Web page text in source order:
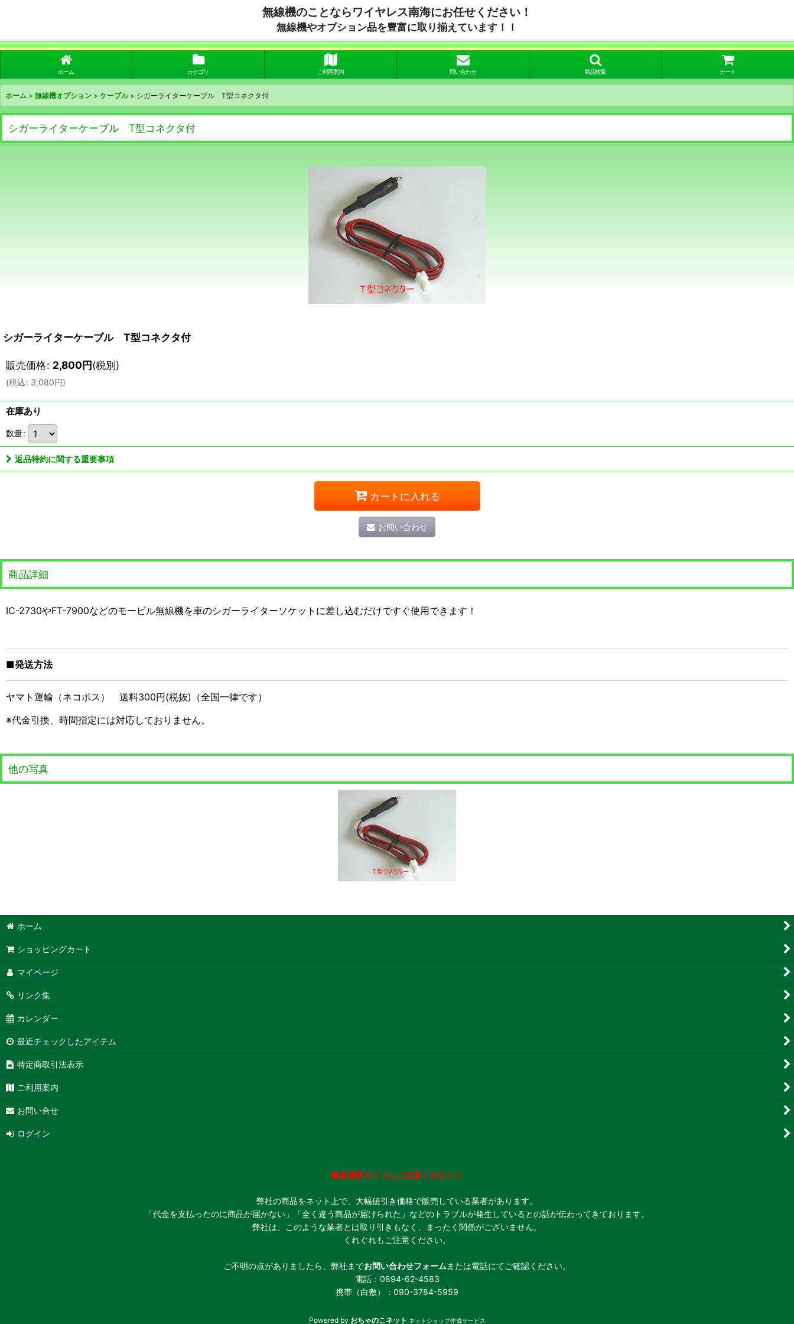
無線機のことならワイヤレス南海にお任せください！
無線機やオプション品を豊富に取り揃えています！！
ホーム カテゴリ ご利用案内 問い合わせ 商品検索 カート
ホーム > 無線機オプション > ケーブル > シガーライターケーブル T型コネクタ付
シガーライターケーブル T型コネクタ付
シガーライターケーブル T型コネクタ付
販売価格: 2,800円(税別)
(税込: 3,080円)
在庫あり
数量:
返品特約に関する重要事項
カートに入れる
お問い合わせ
商品詳細
IC-2730やFT-7900などのモービル無線機を車のシガーライターソケットに差し込むだけですぐ使用できます！
■発送方法
ヤマト運輸（ネコポス） 送料300円(税抜)（全国一律です）
※代金引換、時間指定には対応しておりません。
他の写真
ホーム
ショッピングカート
マイページ
リンク集
カレンダー
最近チェックしたアイテム
特定商取引法表示
ご利用案内
お問い合せ
ログイン
■偽通販サイトにご注意ください！
弊社の商品をネット上で、大幅値引き価格で販売している業者があります。
「代金を支払ったのに商品が届かない」「全く違う商品が届けられた」などのトラブルが発生しているとの話が伝わってきております。
弊社は、このような業者とは取り引きもなく、まったく関係がございません。
くれぐれもご注意ください。
ご不明の点がありましたら、弊社までお問い合わせフォーム または電話にてご確認ください。
電話：0894-62-4583
携帯（白敷）：090-3784-5959
Powered by おちゃのこネット ネットショップ作成サービス